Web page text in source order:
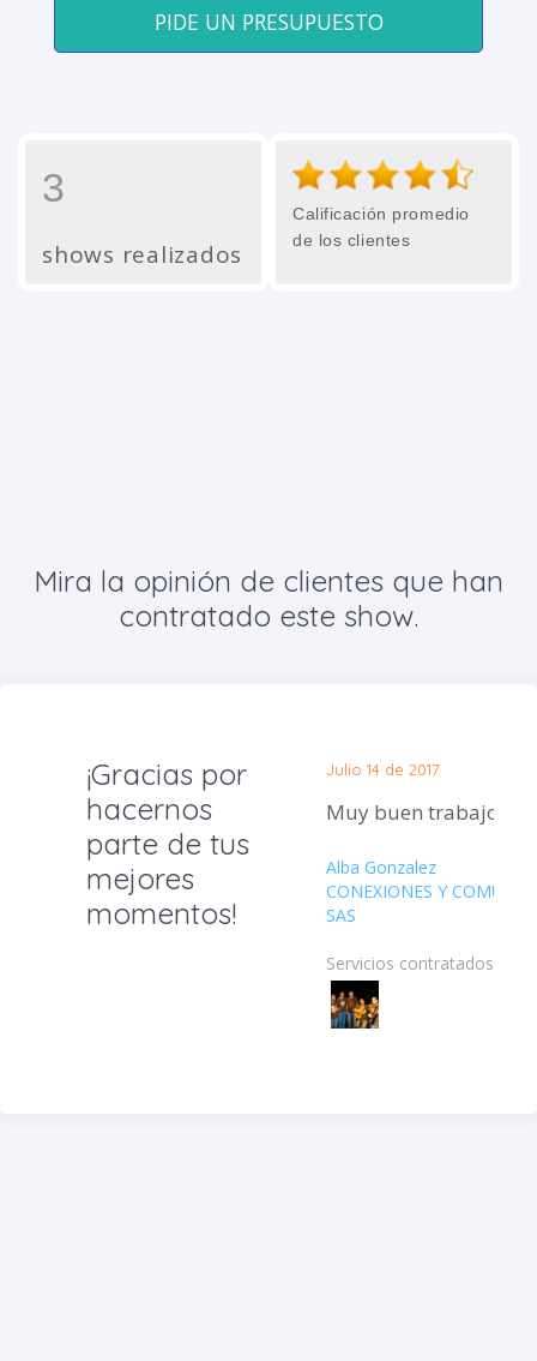
PIDE UN PRESUPUESTO
3
shows realizados
Calificación promedio
de los clientes
Mira la opinión de clientes que han
contratado este show.
¡Gracias por
hacernos
parte de tus
mejores
momentos!
Julio 14 de 2017
Alba Gonzalez
CONEXIONES Y
SAS
Servicios contratados: